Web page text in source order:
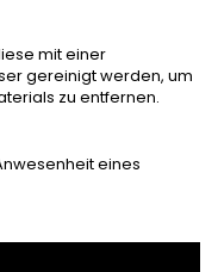
mit einer
gereinigt werden, um
zu entfernen.
eines